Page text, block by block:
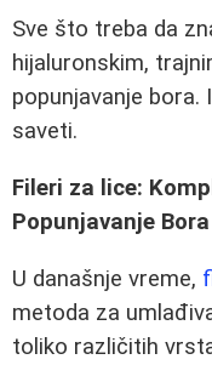
Sve što treba da
hijaluronskim,
popunjavanje
saveti.
Fileri za lice:
Popunjavanje Bora
U današnje vreme,
metoda za
toliko različitih